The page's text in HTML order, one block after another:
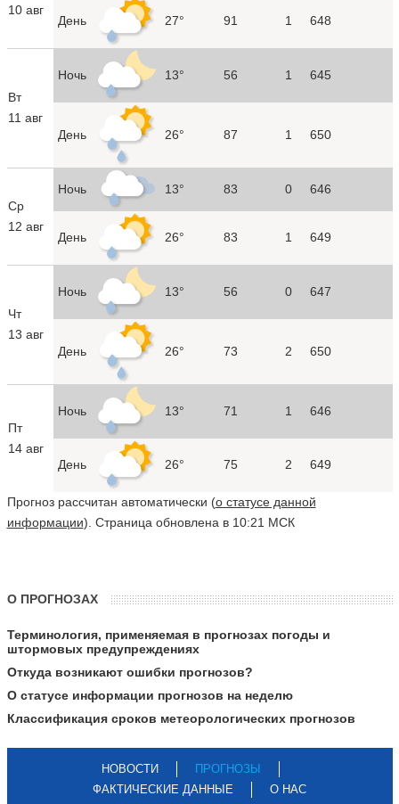
10 авг
День 27° 91 1 648
Вт
11 авг
Ночь 13° 56 1 645
День 26° 87 1 650
Ср
12 авг
Ночь 13° 83 0 646
День 26° 83 1 649
Чт
13 авг
Ночь 13° 56 0 647
День 26° 73 2 650
Пт
14 авг
Ночь 13° 71 1 646
День 26° 75 2 649
Прогноз рассчитан автоматически (о статусе данной
информации). Страница обновлена в 10:21 МСК
О ПРОГНОЗАХ
Терминология, применяемая в прогнозах погоды и
штормовых предупреждениях
Откуда возникают ошибки прогнозов?
О статусе информации прогнозов на неделю
Классификация сроков метеорологических прогнозов
НОВОСТИ
ПРОГНОЗЫ
ФАКТИЧЕСКИЕ ДАННЫЕ
О НАС